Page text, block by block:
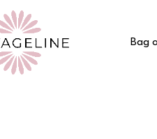
Bag